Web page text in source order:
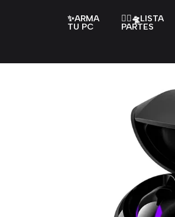
✨ARMA
TU PC
👇🏻🛸LISTA
PARTES